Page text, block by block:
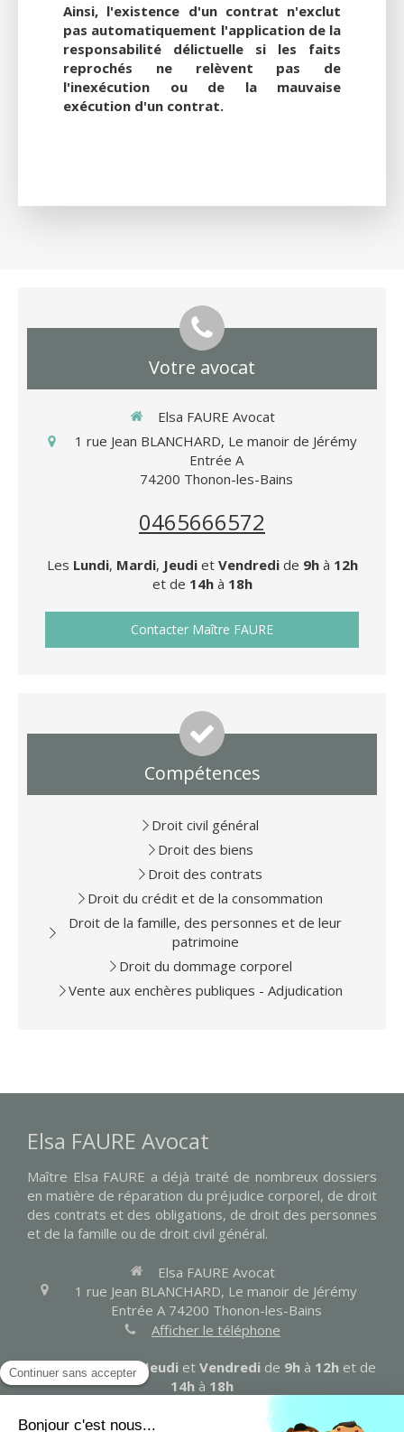
Ainsi, l'existence d'un contrat n'exclut
pas automatiquement l'application de la
responsabilité délictuelle si les faits
reprochés ne relèvent pas de
l'inexécution ou de la mauvaise
exécution d'un contrat.
Votre avocat
Elsa FAURE Avocat
1 rue Jean BLANCHARD, Le manoir de Jérémy
Entrée A
74200 Thonon-les-Bains
0465666572
Les Lundi, Mardi, Jeudiet Vendredide 9hà 12h
et de 14hà 18h
Contacter Maître FAURE
Compétences
Droit civil général
Droit des biens
Droit des contrats
Droit du crédit et de la consommation
Droit de la famille, des personnes et de leur
patrimoine
Droit du dommage corporel
Vente aux enchères publiques - Adjudication
Elsa FAURE Avocat
Maître Elsa FAURE a déjà traité de nombreux dossiers
en matière de réparation du préjudice corporel, de droit
des contrats et des obligations, de droit des personnes
et de la famille ou de droit civil général.
Elsa FAURE Avocat
1 rue Jean BLANCHARD, Le manoir de Jérémy
Entrée A 74200 Thonon-les-Bains
Afficher le téléphone
LesLundi ,Mardi,Jeudi et Vendredi de 9h à 12h et de
14h à 18h